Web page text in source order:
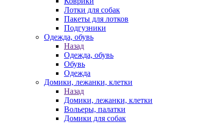
Лотки для собак
Пакеты для лотков
Подгузники
Одежда, обувь
Назад
Одежда, обувь
Обувь
Одежда
Домики, лежанки, клетки
Назад
Домики, лежанки, клетки
Вольеры, палатки
Домики для собак